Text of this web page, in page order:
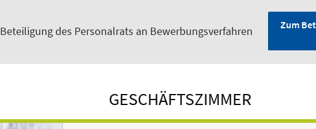
Beteiligung des Personalrats an Bewerbungsverfahren Zum
GESCHÄFTSZIMMER